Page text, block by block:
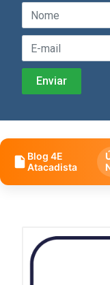
Blog 4E
Atacadista